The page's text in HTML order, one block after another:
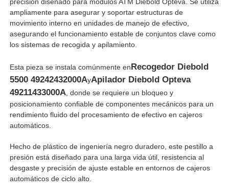
Inicio
Productos
Sobre nosotros
ampliamente para asegurar y soportar estructuras de
movimiento interno en unidades de manejo de efectivo,
asegurando el funcionamiento estable de conjuntos clave como
los sistemas de recogida y apilamiento.
Esta pieza se instala comúnmente enRecogedor Diebold
5500 49242432000AyApilador Diebold Opteva
49211433000A , donde se requiere un bloqueo y
posicionamiento confiable de componentes mecánicos para un
rendimiento fluido del procesamiento de efectivo en cajeros
automáticos.
Hecho de plástico de ingeniería negro duradero, este pestillo a
presión está diseñado para una larga vida útil, resistencia al
desgaste y precisión de ajuste estable en entornos de cajeros
automáticos de ciclo alto.